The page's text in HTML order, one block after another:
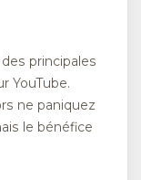
principales
YouTube.
ne paniquez
le bénéfice